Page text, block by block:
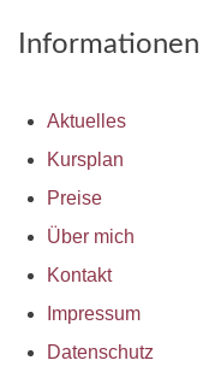
Informationen
Aktuelles
Kursplan
Preise
Über mich
Kontakt
Impressum
Datenschutz